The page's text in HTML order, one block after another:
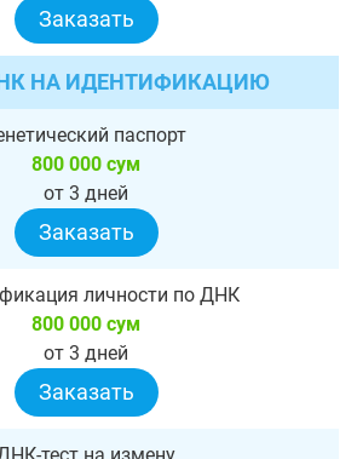
Заказать
НА ИДЕНТИФИКАЦИЮ
паспорт
800 000 сум
от 3 дней
Заказать
личности по ДНК
800 000 сум
от 3 дней
Заказать
тест на измену